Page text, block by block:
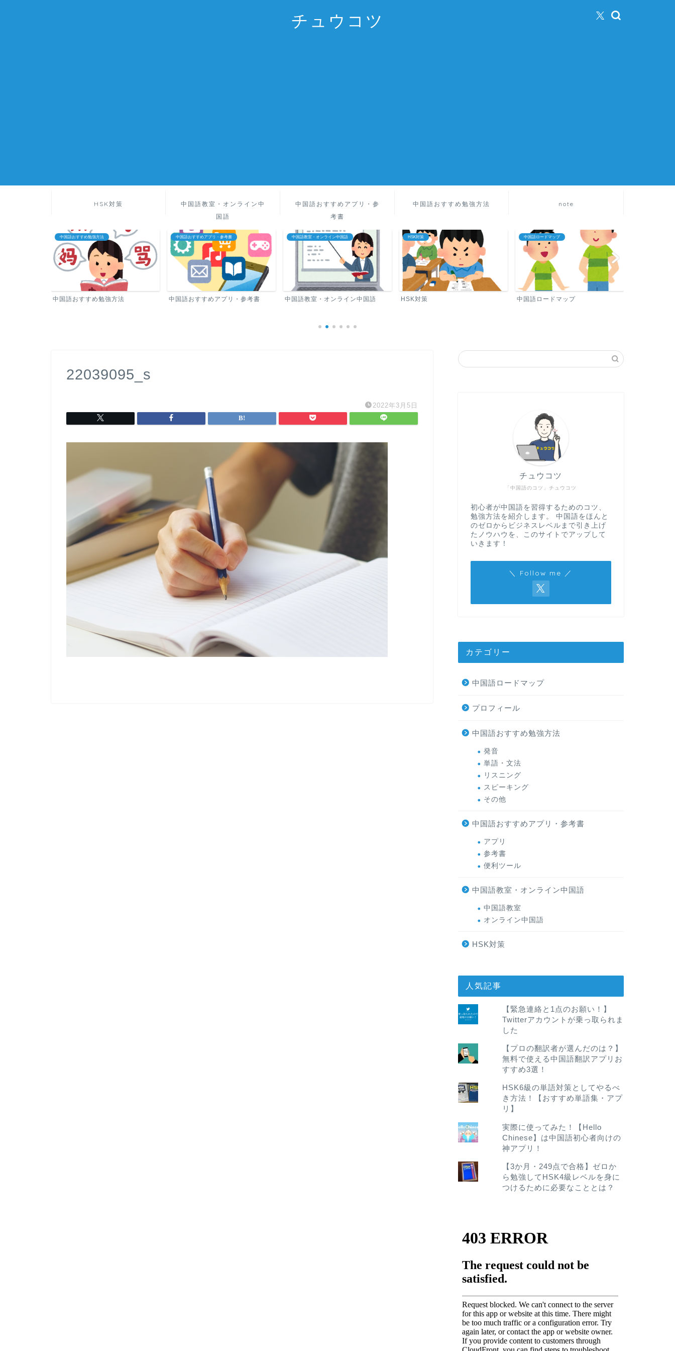
チュウコツ
HSK対策
中国語教室・オンライン中
国語
中国語おすすめアプリ・参
考書
中国語おすすめ勉強方法 note
中国語おすすめ勉強方法
中国語おすすめ勉強方法
中国語おすすめアプリ・参考書
中国語おすすめアプリ・参考書
中国語教室・オンライン中国語
中国語教室・オンライン中国語
HSK対策
HSK対策
中国語ロードマップ
中国語ロードマップ
22039095_s
2022年3月5日
「中国語のコツ」チュウコツ
チュウコツ
初心者が中国語を習得するためのコツ、
勉強方法を紹介します。 中国語をほんと
のゼロからビジネスレベルまで引き上げ
たノウハウを、このサイトでアップして
いきます！
＼ Follow me ／
カテゴリー
中国語ロードマップ
プロフィール
中国語おすすめ勉強方法
発音
単語・文法
リスニング
スピーキング
その他
中国語おすすめアプリ・参考書
アプリ
参考書
便利ツール
中国語教室・オンライン中国語
中国語教室
オンライン中国語
HSK対策
人気記事
【緊急連絡と1点のお願い！】
Twitterアカウントが乗っ取られま
した
【プロの翻訳者が選んだのは？】
無料で使える中国語翻訳アプリお
すすめ3選！
HSK6級の単語対策としてやるべ
き方法！【おすすめ単語集・アプ
リ】
実際に使ってみた！【Hello
Chinese】は中国語初心者向けの
神アプリ！
【3か月・249点で合格】ゼロか
ら勉強してHSK4級レベルを身に
つけるために必要なこととは？